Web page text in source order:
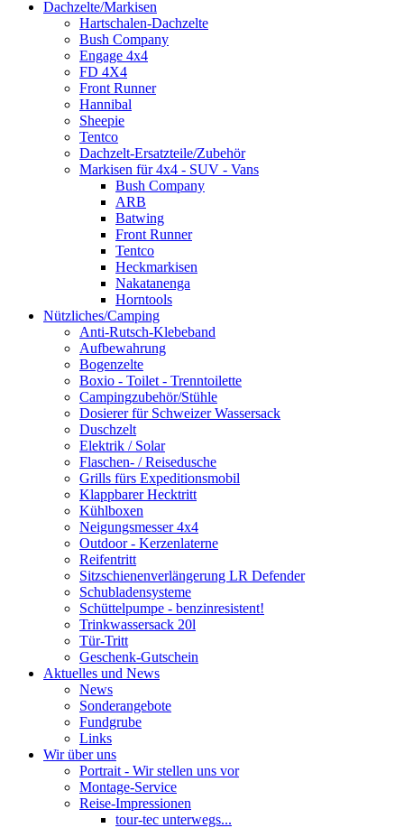
Dachzelte/Markisen
Hartschalen-Dachzelte
Bush Company
Engage 4x4
FD 4X4
Front Runner
Hannibal
Sheepie
Tentco
Dachzelt-Ersatzteile/Zubehör
Markisen für 4x4 - SUV - Vans
Bush Company
ARB
Batwing
Front Runner
Tentco
Heckmarkisen
Nakatanenga
Horntools
Nützliches/Camping
Anti-Rutsch-Klebeband
Aufbewahrung
Bogenzelte
Boxio - Toilet - Trenntoilette
Campingzubehör/Stühle
Dosierer für Schweizer Wassersack
Duschzelt
Elektrik / Solar
Flaschen- / Reisedusche
Grills fürs Expeditionsmobil
Klappbarer Hecktritt
Kühlboxen
Neigungsmesser 4x4
Outdoor - Kerzenlaterne
Reifentritt
Sitzschienenverlängerung LR Defender
Schubladensysteme
Schüttelpumpe - benzinresistent!
Trinkwassersack 20l
Tür-Tritt
Geschenk-Gutschein
Aktuelles und News
News
Sonderangebote
Fundgrube
Links
Wir über uns
Portrait - Wir stellen uns vor
Montage-Service
Reise-Impressionen
tour-tec unterwegs...